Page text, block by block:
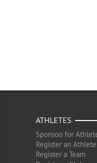
ATHLETES
Sponsoo for
Register an Athlete
Register a Team